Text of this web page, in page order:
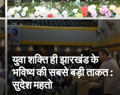
युवा शक्ति ही झारखंड के
भविष्य की सबसे बड़ी ताकत :
सुदेश महतो